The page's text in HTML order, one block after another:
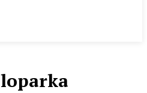
loparka